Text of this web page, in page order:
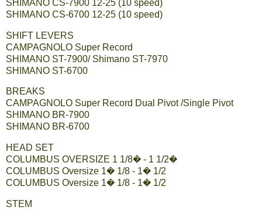
SHIMANO CS-7900 12-25 (10 speed)
SHIMANO CS-6700 12-25 (10 speed)
SHIFT LEVERS
CAMPAGNOLO Super Record
SHIMANO ST-7900/ Shimano ST-7970
SHIMANO ST-6700
BREAKS
CAMPAGNOLO Super Record Dual Pivot /Single Pivot
SHIMANO BR-7900
SHIMANO BR-6700
HEAD SET
COLUMBUS OVERSIZE 1 1/8� - 1 1/2�
COLUMBUS Oversize 1� 1/8 - 1� 1/2
COLUMBUS Oversize 1� 1/8 - 1� 1/2
STEM